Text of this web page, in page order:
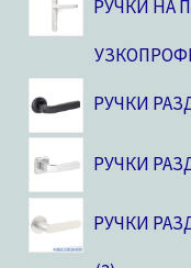
РУЧКИ НА
РУЧКИ
РУЧКИ
РУЧКИ